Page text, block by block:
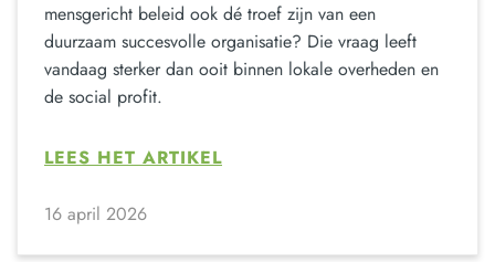
mensgericht beleid ook dé troef zijn van een
duurzaam succesvolle organisatie? Die vraag leeft
vandaag sterker dan ooit binnen lokale overheden en
de social profit.
LEES HET ARTIKEL
16 april 2026